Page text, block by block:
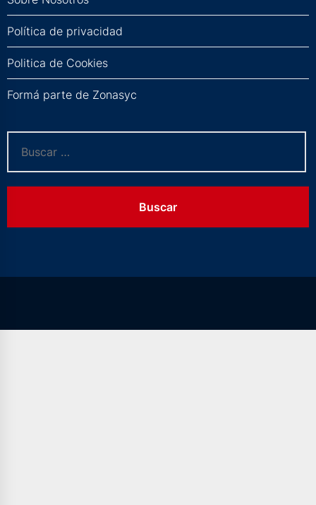
Política de privacidad
Politica de Cookies
Formá parte de Zonasyc